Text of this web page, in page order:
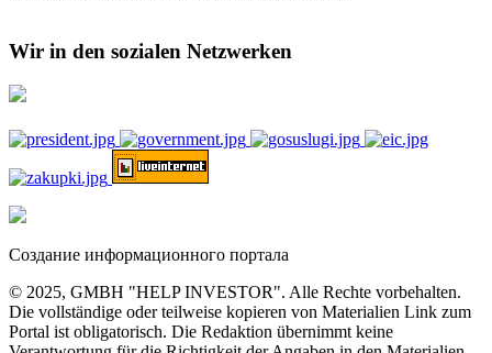
Wir in den sozialen Netzwerken
Создание информационного портала
© 2025, GMBH "HELP INVESTOR". Alle Rechte vorbehalten.
Die vollständige oder teilweise kopieren von Materialien Link zum
Portal ist obligatorisch. Die Redaktion übernimmt keine